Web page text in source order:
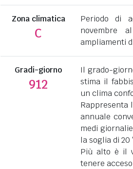
Zona climatica
C
Periodo di
novembre
ampliamenti
Gradi-giorno
912
Il grado-
stima il
un clima
Rappresenta
annuale
medi
la soglia di 20
Più alto è il
tenere